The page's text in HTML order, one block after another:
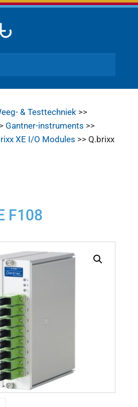
& Testtechniek>>
Gantner-instruments >>
XE I/O Modules >> Q.brixx
F108